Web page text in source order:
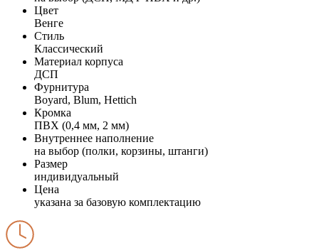
Цвет
Венге
Стиль
Классический
Материал корпуса
ДСП
Фурнитура
Boyard, Blum, Hettich
Кромка
ПВХ (0,4 мм, 2 мм)
Внутреннее наполнение
на выбор (полки, корзины, штанги)
Размер
индивидуальный
Цена
указана за базовую комплектацию